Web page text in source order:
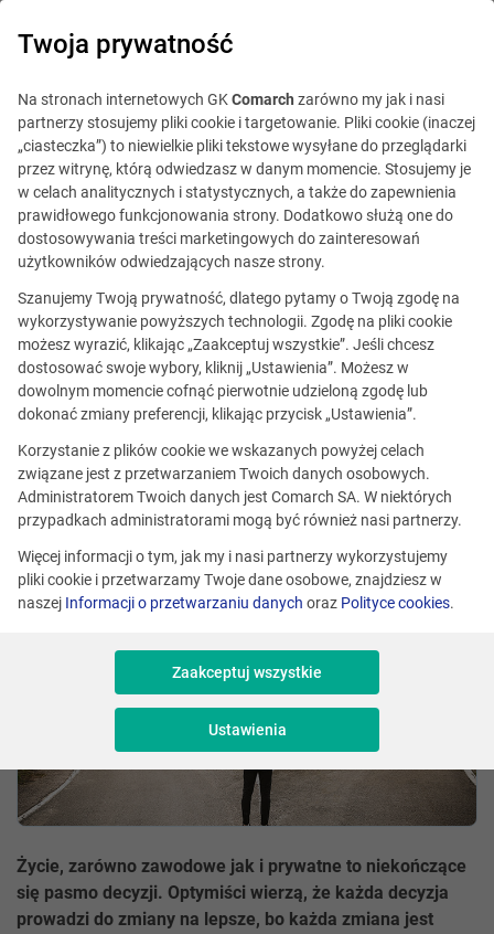
IT Board
Blog Poradnik
31 stycznia 2017
Jak podejmować trudne
decyzje?
Martyna Oczki
Udostępnij
Skomentuj
Życie, zarówno zawodowe jak i prywatne to niekończące
się pasmo decyzji. Optymiści wierzą, że każda decyzja
prowadzi do zmiany na lepsze, bo każda zmiana jest
Twoja prywatność
Na stronach internetowych GKComarch zarówno my jak i nasi
partnerzy stosujemy pliki cookie i targetowanie. Pliki cookie (inaczej
„ciasteczka”) to niewielkie pliki tekstowe wysyłane do przeglądarki
przez witrynę, którą odwiedzasz w danym momencie. Stosujemy je
w celach analitycznych i statystycznych, a także do zapewnienia
prawidłowego funkcjonowania strony. Dodatkowo służą one do
dostosowywania treści marketingowych do zainteresowań
użytkowników odwiedzających nasze strony.
Szanujemy Twoją prywatność, dlatego pytamy o Twoją zgodę na
wykorzystywanie powyższych technologii. Zgodę na pliki cookie
możesz wyrazić, klikając „Zaakceptuj wszystkie”. Jeśli chcesz
dostosować swoje wybory, kliknij „Ustawienia”. Możesz w
dowolnym momencie cofnąć pierwotnie udzieloną zgodę lub
dokonać zmiany preferencji, klikając przycisk „Ustawienia”.
Korzystanie z plików cookie we wskazanych powyżej celach
związane jest z przetwarzaniem Twoich danych osobowych.
Administratorem Twoich danych jest Comarch SA. W niektórych
przypadkach administratorami mogą być również nasi partnerzy.
Więcej informacji o tym, jak my i nasi partnerzy wykorzystujemy
pliki cookie i przetwarzamy Twoje dane osobowe, znajdziesz w
naszej Informacji o przetwarzaniu danych oraz Polityce cookies.
Zaakceptuj wszystkie
Ustawienia